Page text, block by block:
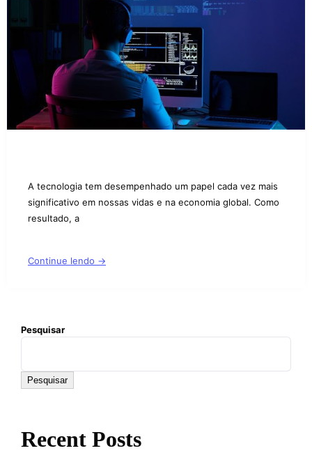
A tecnologia tem desempenhado um papel cada vez mais
significativo em nossas vidas e na economia global. Como
resultado, a
Continue lendo →
Pesquisar
Pesquisar
Recent Posts